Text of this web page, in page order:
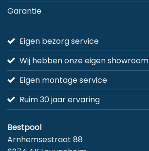
Garantie
Eigen bezorg service
Wij hebben onze eigen showroom
Eigen montage service
Ruim 30 jaar ervaring
Bestpool
Arnhemsestraat 88